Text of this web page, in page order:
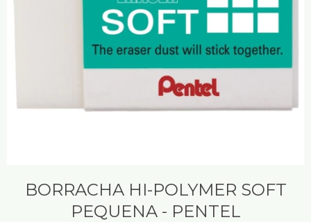
BORRACHA HI-POLYMER SOFT
PEQUENA - PENTEL